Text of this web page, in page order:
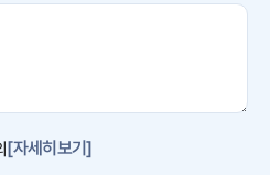
[자세히보기]